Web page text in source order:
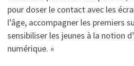
pour doser le contact avec les
l’âge, accompagner les premiers
sensibiliser les jeunes à la notion
numérique. »